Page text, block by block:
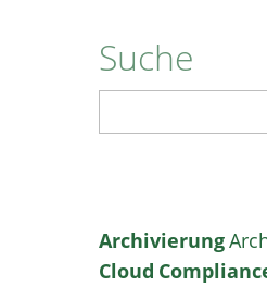
Suche
Archivierung
Cloud